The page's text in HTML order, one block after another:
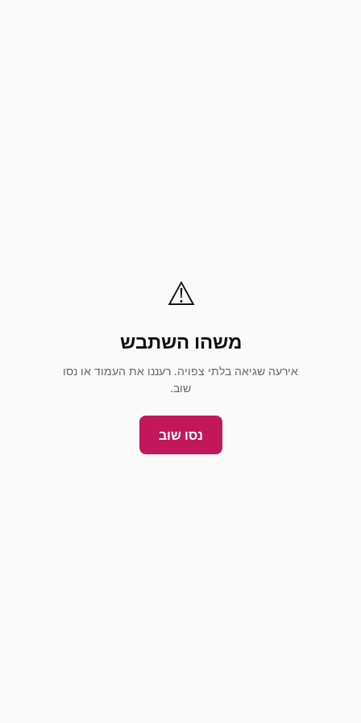
⚠️
משהו השתבש
אירעה שגיאה בלתי צפויה. רעננו את העמוד או נסו
שוב.
נסו שוב